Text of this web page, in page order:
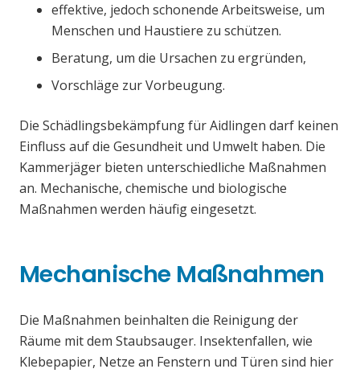
effektive, jedoch schonende Arbeitsweise, um
Menschen und Haustiere zu schützen.
Beratung, um die Ursachen zu ergründen,
Vorschläge zur Vorbeugung.
Die Schädlingsbekämpfung für Aidlingen darf keinen
Einfluss auf die Gesundheit und Umwelt haben. Die
Kammerjäger bieten unterschiedliche Maßnahmen
an. Mechanische, chemische und biologische
Maßnahmen werden häufig eingesetzt.
Mechanische Maßnahmen
Die Maßnahmen beinhalten die Reinigung der
Räume mit dem Staubsauger. Insektenfallen, wie
Klebepapier, Netze an Fenstern und Türen sind hier